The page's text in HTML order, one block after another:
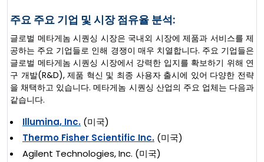
주요 주요 기업 및 시장 점유율 분석:
글로벌 메타게놈 시퀀싱 시장은 국내외 시장에 제품과 서비스를 제
공하는 주요 기업들로 인해 경쟁이 매우 치열합니다. 주요 기업들은
글로벌 메타게놈 시퀀싱 시장에서 강력한 입지를 확보하기 위해 연
구 개발(R&D), 제품 혁신 및 최종 사용자 출시에 있어 다양한 전략
을 채택하고 있습니다. 메타게놈 시퀀싱 산업의 주요 업체는 다음과
같습니다.
Illumina, Inc. (미국)
Thermo Fisher Scientific Inc. (미국)
Agilent Technologies, Inc. (미국)